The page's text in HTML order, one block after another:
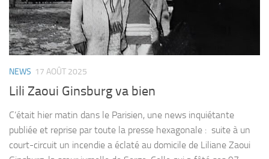
NEWS 17 AOÛT 2025
Lili Zaoui Ginsburg va bien
C’était hier matin dans le Parisien, une news inquiétante
publiée et reprise par toute la presse hexagonale : suite à un
court-circuit un incendie a éclaté au domicile de Liliane Zaoui